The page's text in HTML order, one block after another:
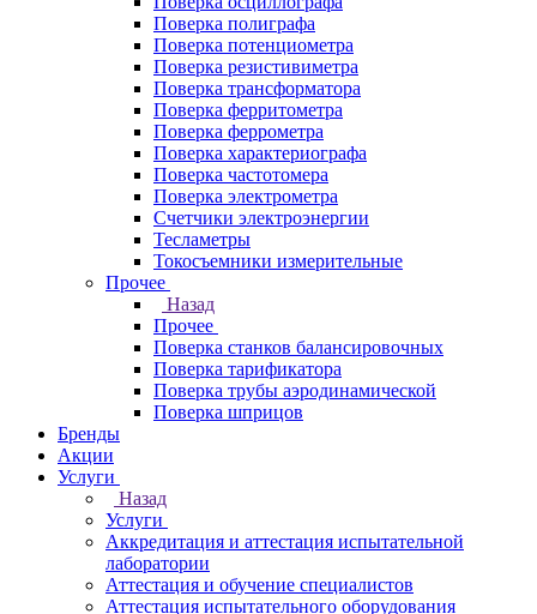
Поверка полиграфа
Поверка потенциометра
Поверка резистивиметра
Поверка трансформатора
Поверка ферритометра
Поверка феррометра
Поверка характериографа
Поверка частотомера
Поверка электрометра
Счетчики электроэнергии
Тесламетры
Токосъемники измерительные
Прочее
Назад
Прочее
Поверка станков балансировочных
Поверка тарификатора
Поверка трубы аэродинамической
Поверка шприцов
Бренды
Акции
Услуги
Назад
Услуги
Аккредитация и аттестация испытательной
лаборатории
Аттестация и обучение специалистов
Аттестация испытательного оборудования